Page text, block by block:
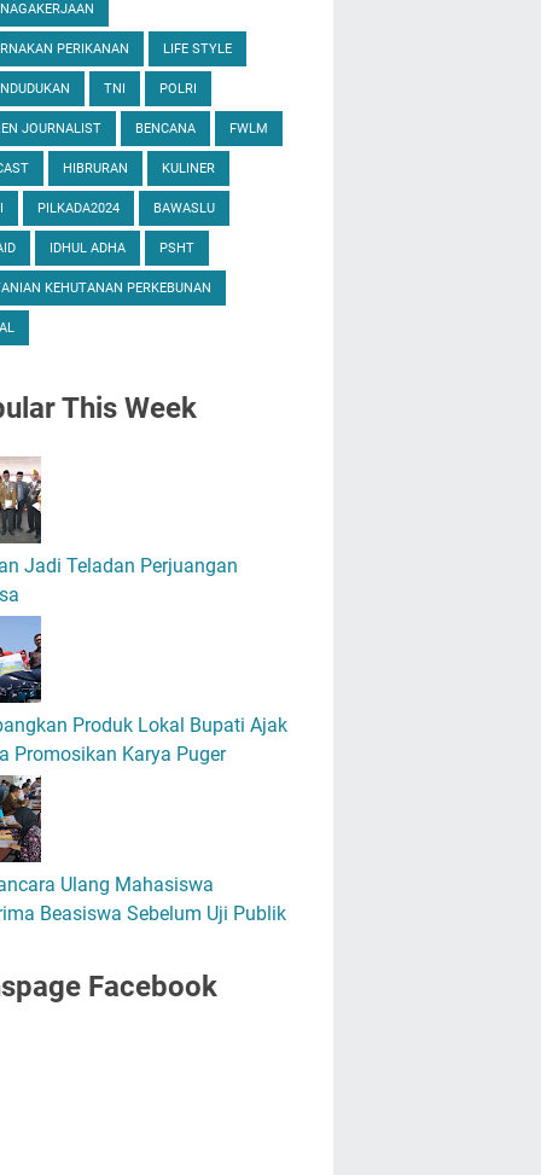
PERIKANAN LIFE STYLE
TNI POLRI
JOURNALIST BENCANA FWLM
HIBRURAN KULINER
PILKADA2024 BAWASLU
IDHUL ADHA PSHT
KEHUTANAN PERKEBUNAN
This Week
Jadi Teladan Perjuangan
Produk Lokal Bupati Ajak
Promosikan Karya Puger
Ulang Mahasiswa
Beasiswa Sebelum Uji Publik
Facebook